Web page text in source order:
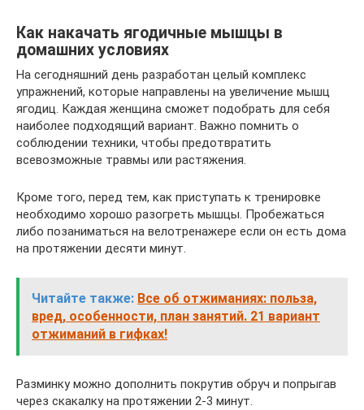
Как накачать ягодичные мышцы в
домашних условиях
На сегодняшний день разработан целый комплекс
упражнений, которые направлены на увеличение мышц
ягодиц. Каждая женщина сможет подобрать для себя
наиболее подходящий вариант. Важно помнить о
соблюдении техники, чтобы предотвратить
всевозможные травмы или растяжения.
Кроме того, перед тем, как приступать к тренировке
необходимо хорошо разогреть мышцы. Пробежаться
либо позаниматься на велотренажере если он есть дома
на протяжении десяти минут.
Читайте также: Все об отжиманиях: польза,
вред, особенности, план занятий. 21 вариант
отжиманий в гифках!
Разминку можно дополнить покрутив обруч и попрыгав
через скакалку на протяжении 2-3 минут.